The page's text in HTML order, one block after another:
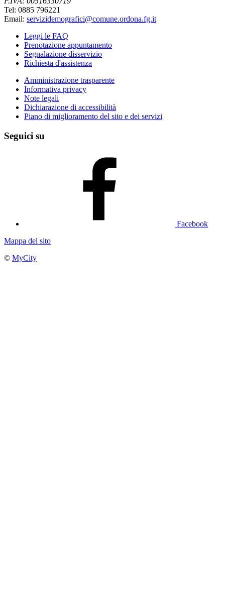
Tel: 0885 796221
Email: servizidemografici@comune.ordona.fg.it
Leggi le FAQ
Prenotazione appuntamento
Segnalazione disservizio
Richiesta d'assistenza
Amministrazione trasparente
Informativa privacy
Note legali
Dichiarazione di accessibilità
Piano di miglioramento del sito e dei servizi
Seguici su
Facebook
Mappa del sito
© MyCity